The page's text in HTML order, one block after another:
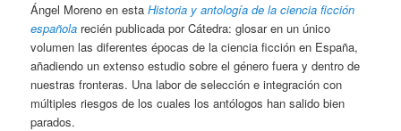
Ángel Moreno en estaHistoria y antología de la ciencia ficción
española recién publicada por Cátedra: glosar en un único
volumen las diferentes épocas de la ciencia ficción en España,
añadiendo un extenso estudio sobre el género fuera y dentro de
nuestras fronteras. Una labor de selección e integración con
múltiples riesgos de los cuales los antólogos han salido bien
parados.